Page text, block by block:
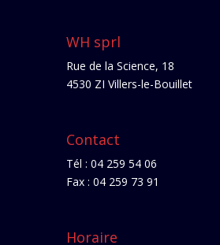
WH sprl
Rue de la Science, 18
4530 ZI Villers-le-Bouillet
Contact
Tél : 04 259 54 06
Fax : 04 259 73 91
Horaire